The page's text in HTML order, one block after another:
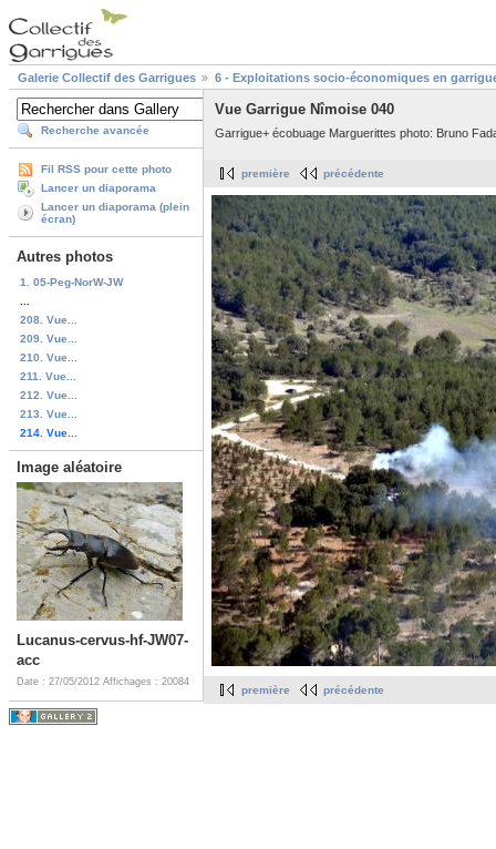
Galerie Collectif des Garrigues 6 - Exploitations socio-économiques en
Recherche avancée
Fil RSS pour cette photo
Lancer un diaporama
Lancer un diaporama (plein
écran)
Autres photos
1. 05-Peg-NorW-JW
208. Vue...
209. Vue...
210. Vue...
211. Vue...
212. Vue...
213. Vue...
214. Vue...
Image aléatoire
Lucanus-cervus-hf-JW07-
acc
Date : 27/05/2012 Affichages : 20084
Vue Garrigue Nîmoise 040
Garrigue+ écobuage Marguerittes photo: Bruno
première précédente
première précédente